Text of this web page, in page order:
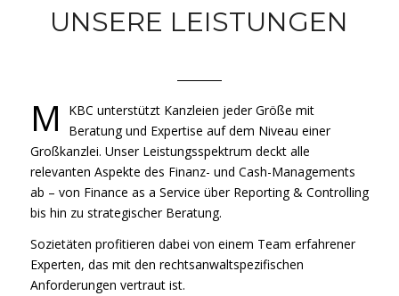
UNSERE LEISTUNGEN
M
KBC unterstützt Kanzleien jeder Größe mit
Beratung und Expertise auf dem Niveau einer
Großkanzlei. Unser Leistungsspektrum deckt alle
relevanten Aspekte des Finanz- und Cash-Managements
ab – von Finance as a Service über Reporting & Controlling
bis hin zu strategischer Beratung.
Sozietäten profitieren dabei von einem Team erfahrener
Experten, das mit den rechtsanwaltspezifischen
Anforderungen vertraut ist.